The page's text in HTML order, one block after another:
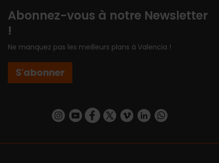
Abonnez-vous à notre Newsletter
!
Ne manquez pas les meilleurs plans à Valencia !
S'abonner
https://www.instagram.com/visit_valencia/
https://www.youtube.com/user/
https://www.facebook.com/
https://twitter.com/
https://vimeo.com/
https://www.linkedin.com/company/turismo-valencia/https://api.whatsapp.com/send/